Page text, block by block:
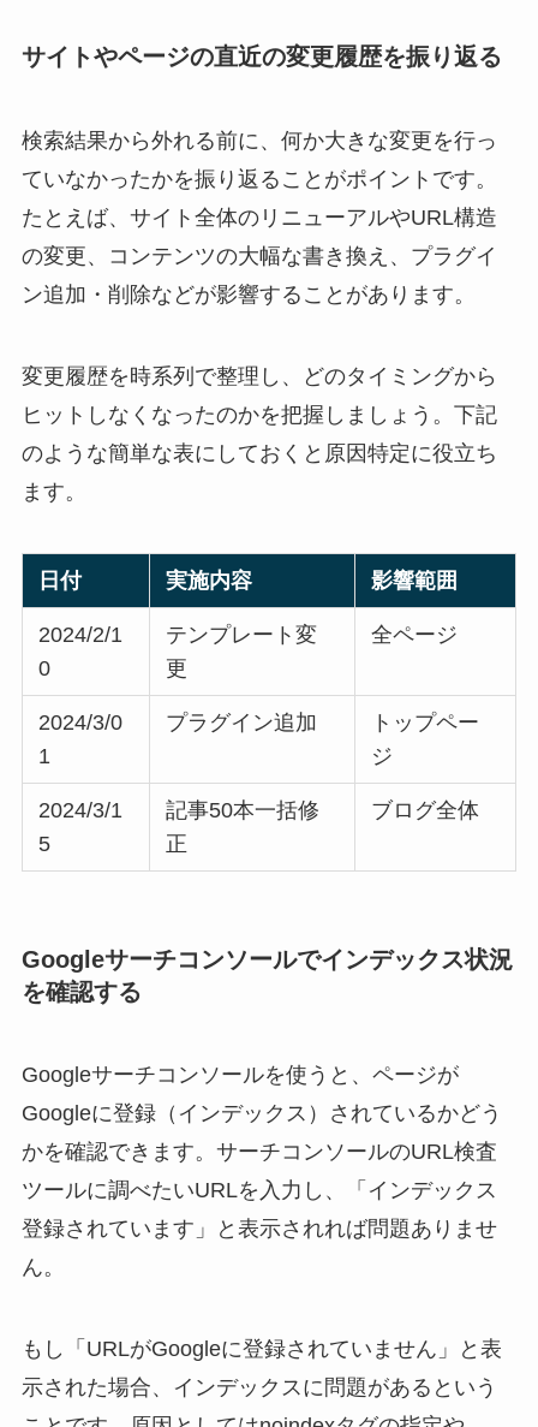
サイトやページの直近の変更履歴を振り返る
検索結果から外れる前に、何か大きな変更を行っ
ていなかったかを振り返ることがポイントです。
たとえば、サイト全体のリニューアルやURL構造
の変更、コンテンツの大幅な書き換え、プラグイ
ン追加・削除などが影響することがあります。
変更履歴を時系列で整理し、どのタイミングから
ヒットしなくなったのかを把握しましょう。下記
のような簡単な表にしておくと原因特定に役立ち
ます。
日付 実施内容 影響範囲
2024/2/1
0
テンプレート変
更
全ページ
2024/3/0
1
プラグイン追加
トップペー
ジ
2024/3/1
5
記事50本一括修
正
ブログ全体
Googleサーチコンソールでインデックス状況
を確認する
Googleサーチコンソールを使うと、ページが
Googleに登録（インデックス）されているかどう
かを確認できます。サーチコンソールのURL検査
ツールに調べたいURLを入力し、「インデックス
登録されています」と表示されれば問題ありませ
ん。
もし「URLがGoogleに登録されていません」と表
示された場合、インデックスに問題があるという